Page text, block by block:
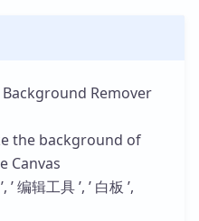
Background Remover
the background of
Canvas
编辑工具 ’, ’ 白板 ’,